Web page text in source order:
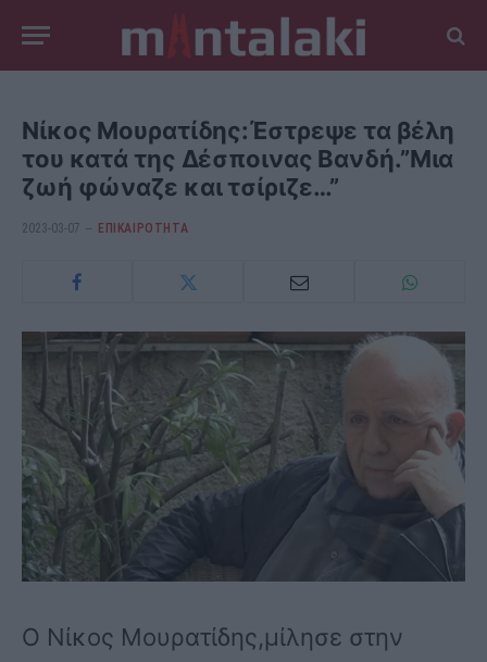
Νίκος Μουρατίδης:Έστρεψε τα βέλη
του κατά της Δέσποινας Βανδή.”Μια
ζωή φώναζε και τσίριζε…”
2023-03-07 ΕΠΙΚΑΙΡΟΤΗΤΑ
Ο Νίκος Μουρατίδης,μίλησε στην